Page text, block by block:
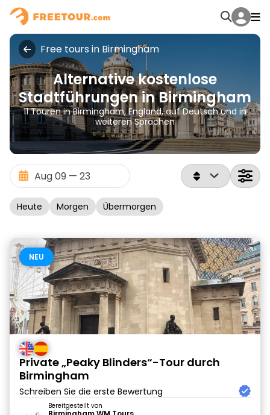
Free tours in Birmingham
Alternative kostenlose
Stadtführungen in Birmingham
11 Touren in Birmingham, England, auf Deutsch und in
weiteren Sprachen
Heute Morgen Übermorgen
NEU
Private „Peaky Blinders“-Tour durch
Birmingham
Schreiben Sie die erste Bewertung
Bereitgestellt von